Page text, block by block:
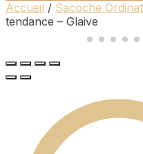
Accueil / Sacoche
tendance – Glaive